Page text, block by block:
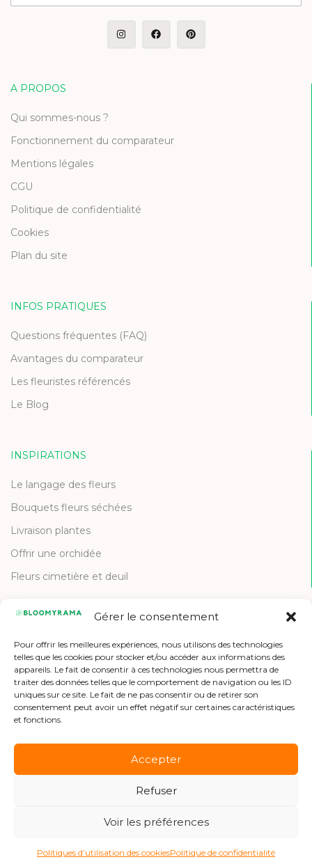
Gérer le consentement
Pour offrir les meilleures expériences, nous utilisons des technologies
telles que les cookies pour stocker et/ou accéder aux informations des
appareils. Le fait de consentir à ces technologies nous permettra de
traiter des données telles que le comportement de navigation ou les ID
uniques sur ce site. Le fait de ne pas consentir ou de retirer son
consentement peut avoir un effet négatif sur certaines caractéristiques
et fonctions.
Accepter
Refuser
Voir les préférences
Politiques d’utilisation des cookiesPolitique de confidentialité
A PROPOS
Qui sommes-nous ?
Fonctionnement du comparateur
Mentions légales
CGU
Politique de confidentialité
Cookies
Plan du site
INFOS PRATIQUES
Questions fréquentes (FAQ)
Avantages du comparateur
Les fleuristes référencés
Le Blog
INSPIRATIONS
Le langage des fleurs
Bouquets fleurs séchées
Livraison plantes
Offrir une orchidée
Fleurs cimetière et deuil
Contactez-nous
Etre référencé
Offres d'emploi